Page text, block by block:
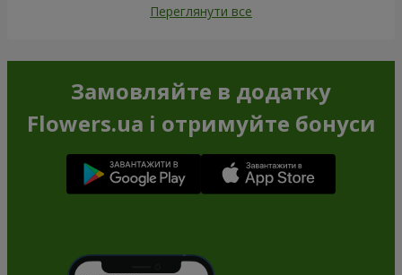
Переглянути все
Замовляйте в додатку
Flowers.ua і отримуйте бонуси